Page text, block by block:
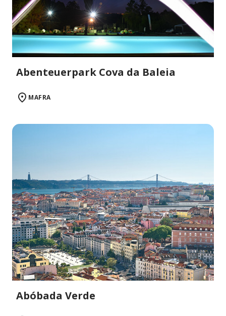
Abenteuerpark Cova da Baleia
MAFRA
Abóbada Verde